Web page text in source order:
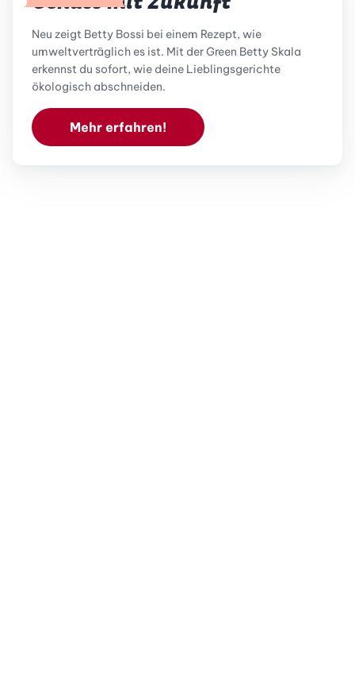
Neu zeigt Betty Bossi bei einem Rezept, wie
umweltverträglich es ist. Mit der Green Betty Skala
erkennst du sofort, wie deine Lieblingsgerichte
ökologisch abschneiden.
Mehr erfahren!